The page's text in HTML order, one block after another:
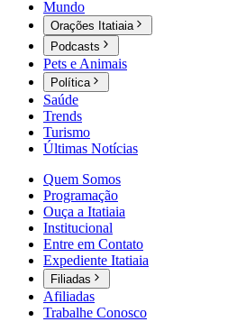
Mundo
Orações Itatiaia
Podcasts
Pets e Animais
Política
Saúde
Trends
Turismo
Últimas Notícias
Quem Somos
Programação
Ouça a Itatiaia
Institucional
Entre em Contato
Expediente Itatiaia
Filiadas
Afiliadas
Trabalhe Conosco